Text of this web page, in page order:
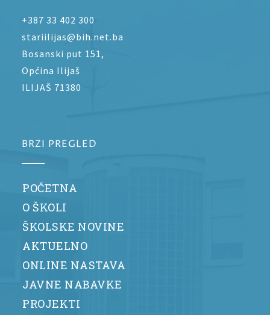
+387 33 402 300
stariilijas@bih.net.ba
Bosanski put 151,
Općina Ilijaš
ILIJAŠ 71380
BRZI PREGLED
POČETNA
O ŠKOLI
ŠKOLSKE NOVINE
AKTUELNO
ONLINE NASTAVA
JAVNE NABAVKE
PROJEKTI